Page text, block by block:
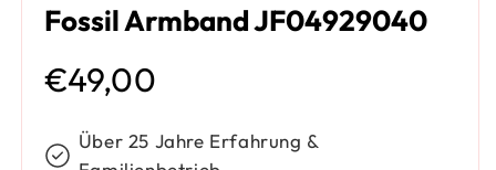
Fossil Armband JF04929040
Normaler Preis
€49,00
Über 25 Jahre Erfahrung &